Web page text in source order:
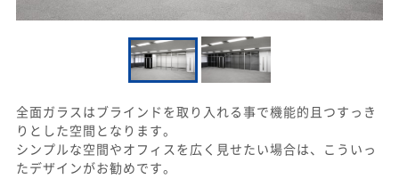
全面ガラスはブラインドを取り入れる事で機能的且つすっき
りとした空間となります。
シンプルな空間やオフィスを広く見せたい場合は、こういっ
たデザインがお勧めです。